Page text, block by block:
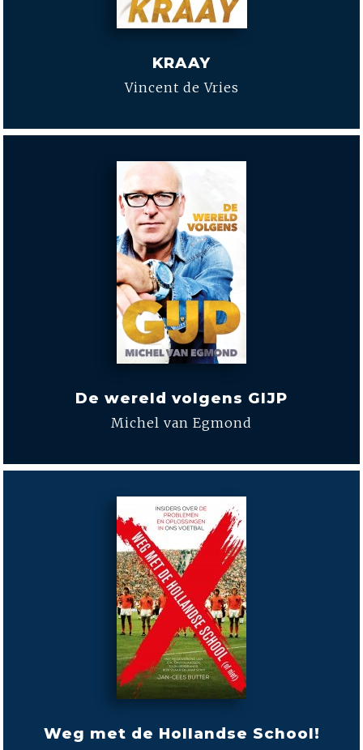
KRAAY
Vincent de Vries
De wereld volgens GIJP
Michel van Egmond
Weg met de Hollandse School!